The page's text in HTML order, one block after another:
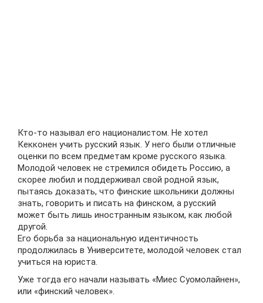
Кто-то называл его националистом. Не хотел
Кекконен учить русский язык. У него были отличные
оценки по всем предметам кроме русского языка.
Молодой человек не стремился обидеть Россию, а
скорее любил и поддерживал свой родной язык,
пытаясь доказать, что финские школьники должны
знать, говорить и писать на финском, а русский
может быть лишь иностранным языком, как любой
другой.
Его борьба за национальную идентичность
продолжилась в Университете, молодой человек стал
учиться на юриста.
Уже тогда его начали называть «Миес Суомолайнен»,
или «финский человек».